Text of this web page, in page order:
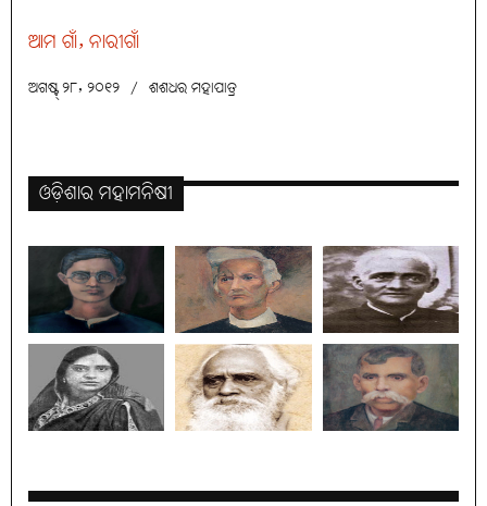
ଆମ ଗାଁ, ନାରୀଗାଁ
ଅଗଷ୍ଟ୍ ୨୮, ୨୦୧୨ / ଶଶଧର ମହାପାତ୍ର
ଓଡ଼ିଶାର ମହାମନିଷୀ